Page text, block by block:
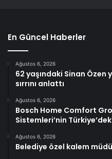
En Güncel Haberler
Ağustos 6, 2026
62 yaşındaki Sinan Özen
sırrını anlattı
Ağustos 6, 2026
Bosch Home Comfort
Sistemleri’nin
Ağustos 6, 2026
Belediye özel kalem